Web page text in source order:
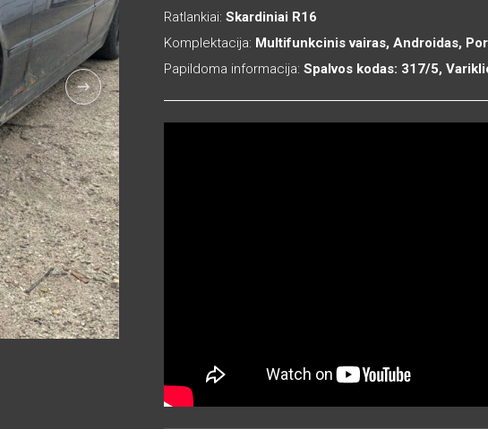
Ratlankiai: Skardiniai R16
Komplektacija: Multifunkcinis vairas, Androidas,
Papildoma informacija: Spalvos kodas: 317/5,